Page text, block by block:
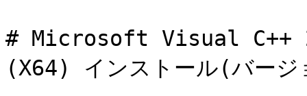
# Microsoft Visual C++
(X64) インストール(バージ